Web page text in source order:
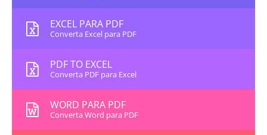
EXCEL PARA PDF
Converta Excel para PDF
PDF TO EXCEL
Converta PDF para Excel
WORD PARA PDF
Converta Word para PDF